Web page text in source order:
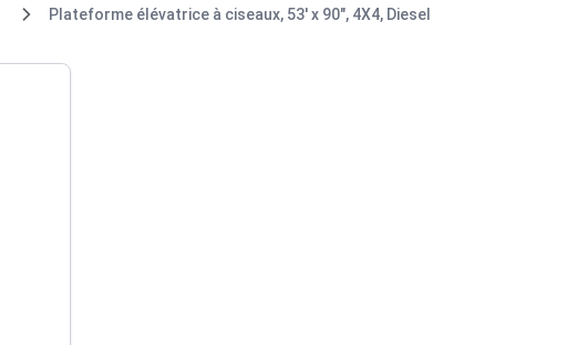
Plateforme élévatrice à ciseaux, 53' x 90", 4X4, Diesel